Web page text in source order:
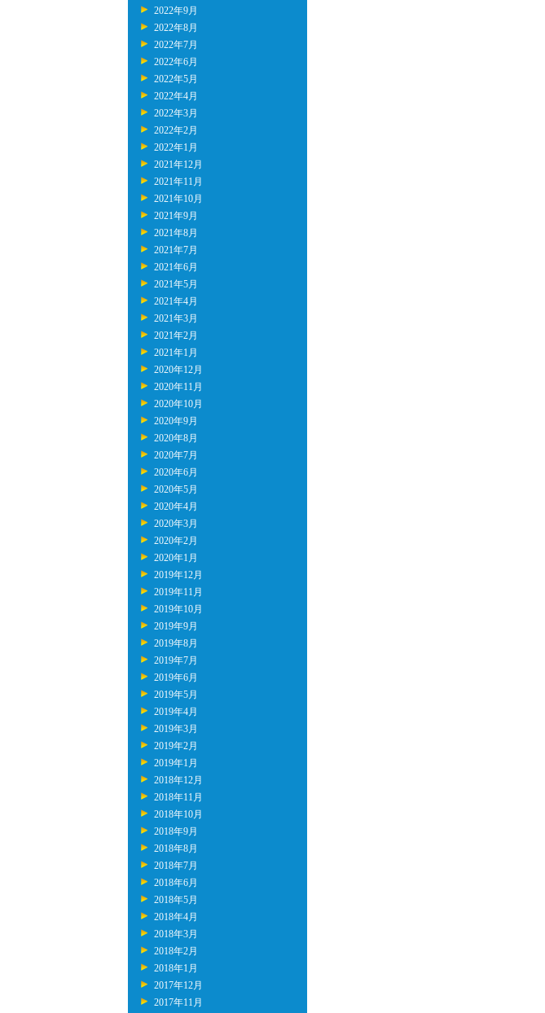
2022年9月
2022年8月
2022年7月
2022年6月
2022年5月
2022年4月
2022年3月
2022年2月
2022年1月
2021年12月
2021年11月
2021年10月
2021年9月
2021年8月
2021年7月
2021年6月
2021年5月
2021年4月
2021年3月
2021年2月
2021年1月
2020年12月
2020年11月
2020年10月
2020年9月
2020年8月
2020年7月
2020年6月
2020年5月
2020年4月
2020年3月
2020年2月
2020年1月
2019年12月
2019年11月
2019年10月
2019年9月
2019年8月
2019年7月
2019年6月
2019年5月
2019年4月
2019年3月
2019年2月
2019年1月
2018年12月
2018年11月
2018年10月
2018年9月
2018年8月
2018年7月
2018年6月
2018年5月
2018年4月
2018年3月
2018年2月
2018年1月
2017年12月
2017年11月